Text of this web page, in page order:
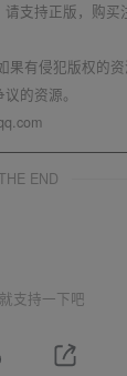
支持正版，购买
果有侵犯版权的
的资源。
END
支持一下吧